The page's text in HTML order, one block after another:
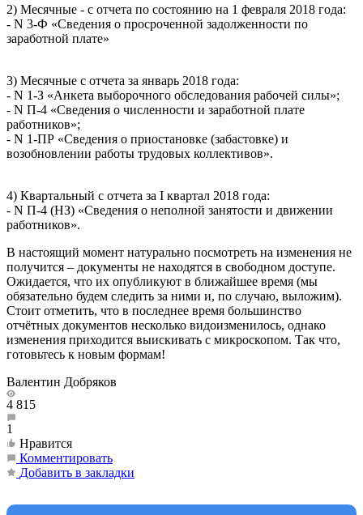
2) Месячные - с отчета по состоянию на 1 февраля 2018 года:
- N 3-Ф «Сведения о просроченной задолженности по
заработной плате»
3) Месячные с отчета за январь 2018 года:
- N 1-З «Анкета выборочного обследования рабочей силы»;
- N П-4 «Сведения о численности и заработной плате
работников»;
- N 1-ПР «Сведения о приостановке (забастовке) и
возобновлении работы трудовых коллективов».
4) Квартальный с отчета за I квартал 2018 года:
- N П-4 (НЗ) «Сведения о неполной занятости и движении
работников».
В настоящий момент натурально посмотреть на изменения не
получится – документы не находятся в свободном доступе.
Ожидается, что их опубликуют в ближайшее время (мы
обязательно будем следить за ними и, по случаю, выложим).
Стоит отметить, что в последнее время большинство
отчётных документов несколько видоизменилось, однако
изменения приходится выискивать с микроскопом. Так что,
готовьтесь к новым формам!
Валентин Добряков
4 815
1
Нравится
Комментировать
Добавить в закладки